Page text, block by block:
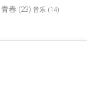
青春 (23) 音乐 (14)